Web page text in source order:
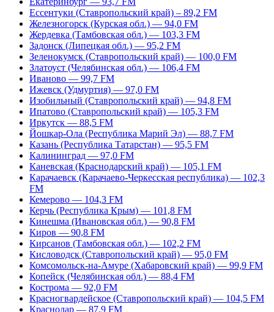
Ессентуки (Ставропольский край) – 89,2 FM
Железногорск (Курская обл.) — 94,0 FM
Жердевка (Тамбовская обл.) — 103,3 FM
Задонск (Липецкая обл.) — 95,2 FM
Зеленокумск (Ставропольский край) — 100,0 FM
Златоуст (Челябинская обл.) — 106,4 FM
Иваново — 99,7 FM
Ижевск (Удмуртия) — 97,0 FM
Изобильный (Ставропольский край) — 94,8 FM
Ипатово (Ставропольский край) — 105,3 FM
Иркутск — 88,5 FM
Йошкар-Ола (Республика Марий Эл) — 88,7 FM
Казань (Республика Татарстан) — 95,5 FM
Калининград — 97,0 FM
Каневская (Краснодарский край) — 105,1 FM
Карачаевск (Карачаево-Черкесская республика) — 102,3
FM
Кемерово — 104,3 FM
Керчь (Республика Крым) — 101,8 FM
Кинешма (Ивановская обл.) — 90,8 FM
Киров — 90,8 FM
Кирсанов (Тамбовская обл.) — 102,2 FM
Кисловодск (Ставропольский край) — 95,0 FM
Комсомольск-на-Амуре (Хабаровский край) — 99,9 FM
Копейск (Челябинская обл.) — 88,4 FM
Кострома — 92,0 FM
Красногвардейское (Ставропольский край) — 104,5 FM
Краснодар — 87,9 FM